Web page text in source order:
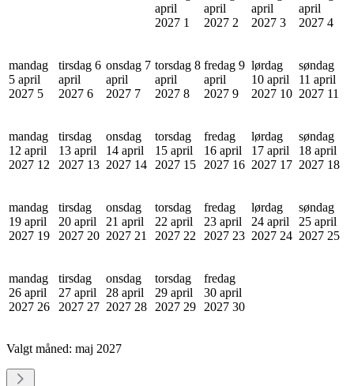
april
2027 1
april
2027 2
april
2027 3
april
2027 4
mandag
5 april
2027 5
tirsdag 6
april
2027 6
onsdag 7
april
2027 7
torsdag 8
april
2027 8
fredag 9
april
2027 9
lørdag
10 april
2027 10
søndag
11 april
2027 11
mandag
12 april
2027 12
tirsdag
13 april
2027 13
onsdag
14 april
2027 14
torsdag
15 april
2027 15
fredag
16 april
2027 16
lørdag
17 april
2027 17
søndag
18 april
2027 18
mandag
19 april
2027 19
tirsdag
20 april
2027 20
onsdag
21 april
2027 21
torsdag
22 april
2027 22
fredag
23 april
2027 23
lørdag
24 april
2027 24
søndag
25 april
2027 25
mandag
26 april
2027 26
tirsdag
27 april
2027 27
onsdag
28 april
2027 28
torsdag
29 april
2027 29
fredag
30 april
2027 30
Valgt måned: maj 2027